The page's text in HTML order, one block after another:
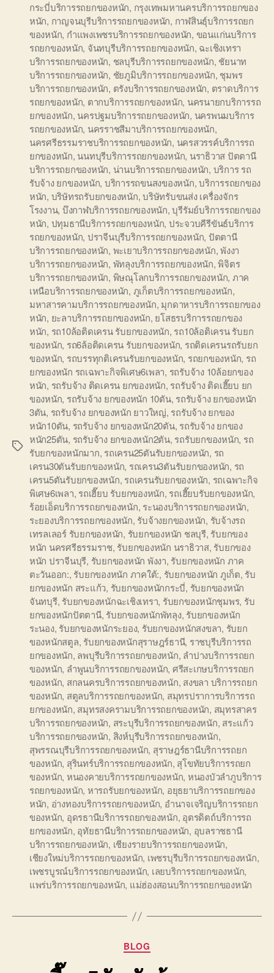
Tags
กระบี่บริการรถยกของหนัก, กรุงเทพมหานครบริการรถยกของ
หนัก, กาญจนบุรีบริการรถยกของหนัก, กาฬสินธุ์บริการรถยก
ของหนัก, กำแพงเพชรบริการรถยกของหนัก, ขอนแก่นบริการ
รถยกของหนัก, จันทบุรีบริการรถยกของหนัก, ฉะเชิงเทรา
บริการรถยกของหนัก, ชลบุรีบริการรถยกของหนัก, ชัยนาท
บริการรถยกของหนัก, ชัยภูมิบริการรถยกของหนัก, ชุมพร
บริการรถยกของหนัก, ตรังบริการรถยกของหนัก, ตราดบริการ
รถยกของหนัก, ตากบริการรถยกของหนัก, นครนายกบริการรถ
ยกของหนัก, นครปฐมบริการรถยกของหนัก, นครพนมบริการ
รถยกของหนัก, นครราชสีมาบริการรถยกของหนัก,
นครศรีธรรมราชบริการรถยกของหนัก, นครสวรรค์บริการรถ
ยกของหนัก, นนทบุรีบริการรถยกของหนัก, นราธิวาส ปัตตานี
บริการรถยกของหนัก, น่านบริการรถยกของหนัก, บริการ รถ
รับจ้าง ยกของหนัก, บริการรถขนสงของหนัก,บริการรถยกของ
หนัก, บริษัทรถรับยกของหนัก,บริษัทรับขนส่ง เครื่องจักร
โรงงาน, บึงกาฬบริการรถยกของหนัก,บุรีรัมย์บริการรถยกของ
หนัก, ปทุมธานีบริการรถยกของหนัก, ประจวบคีรีขันธ์บริการ
รถยกของหนัก, ปราจีนบุรีบริการรถยกของหนัก, ปัตตานี
บริการรถยกของหนัก, พะเยาบริการรถยกของหนัก,พังงา
บริการรถยกของหนัก, พัทลุงบริการรถยกของหนัก,พิจิตร
บริการรถยกของหนัก, พิษณุโลกบริการรถยกของหนัก, ภาค
เหนือบริการรถยกของหนัก, ภูเก็ตบริการรถยกของหนัก,
มหาสารคามบริการรถยกของหนัก, มุกดาหารบริการรถยกของ
หนัก, ยะลาบริการรถยกของหนัก, ยโสธรบริการรถยกของ
หนัก, รถ10ล้อติดเครน รับยกของหนัก, รถ10ล้อติเครน รับยก
ของหนัก, รถ6ล้อติดเครน รับยกของหนัก, รถติดเครนรถรับยก
ของหนัก, รถบรรทุกติเครนรับยกของหนัก, รถยกของหนัก, รถ
ยกของหนัก รถเฉพาะกิจพิเศษ6เพลา, รถรับจ้าง 10ล้อยกของ
หนัก, รถรับจ้าง ติดเครน ยกของหนัก, รถรับจ้าง ติดเฮี๊ยบ ยก
ของหนัก, รถรับจ้าง ยกของหนัก 10ตัน, รถรับจ้าง ยกของหนัก
3ตัน, รถรับจ้าง ยกของหนัก ยาวใหญ่, รถรับจ้าง ยกของ
หนัก10ตัน, รถรับจ้าง ยกของหนัก20ตัน, รถรับจ้าง ยกของ
หนัก25ตัน, รถรับจ้าง ยกของหนัก2ตัน, รถรับยกของหนัก, รถ
รับยกของหนักมาก, รถเครน25ตันรับยกของหนัก, รถ
เครน30ตันรับยกของหนัก, รถเครน3ตันรับยกของหนัก, รถ
เครน5ตันรับยกของหนัก, รถเครนรับยกของหนัก, รถเฉพาะกิจ
พิเศษ6เพลา, รถเฮี๊ยบ รับยกของหนัก, รถเฮี๊ยบรับยกของหนัก,
ร้อยเอ็ดบริการรถยกของหนัก, ระนองบริการรถยกของหนัก,
ระยองบริการรถยกของหนัก, รับจ้างยกของหนัก, รับจ้างรถ
เทรลเลอร์ รับยกของหนัก, รับยกของหนัก ชลบุรี, รับยกของ
หนัก นครศรีธรรมราช, รับยกของหนัก นราธิวาส, รับยกของ
หนัก ปราจีนบุรี, รับยกของหนัก พังงา, รับยกของหนัก ภาค
ตะวันออก:, รับยกของหนัก ภาคใต้:, รับยกของหนัก ภูเก็ต, รับ
ยกของหนัก สระแก้ว, รับยกของหนักกระบี่, รับยกของหนัก
จันทบุรี, รับยกของหนักฉะเชิงเทรา, รับยกของหนักชุมพร, รับ
ยกของหนักปัตตานี, รับยกของหนักพัทลุง, รับยกของหนัก
ระนอง, รับยกของหนักระยอง, รับยกของหนักสงขลา, รับยก
ของหนักสตูล, รับยกของหนักสุราษฎร์ธานี, ราชบุรีบริการรถ
ยกของหนัก, ลพบุรีบริการรถยกของหนัก, ลำปางบริการรถยก
ของหนัก, ลำพูนบริการรถยกของหนัก, ศรีสะเกษบริการรถยก
ของหนัก, สกลนครบริการรถยกของหนัก, สงขลา บริการรถยก
ของหนัก, สตูลบริการรถยกของหนัก, สมุทรปราการบริการรถ
ยกของหนัก, สมุทรสงครามบริการรถยกของหนัก, สมุทรสาคร
บริการรถยกของหนัก, สระบุรีบริการรถยกของหนัก, สระแก้ว
บริการรถยกของหนัก, สิงห์บุรีบริการรถยกของหนัก,
สุพรรณบุรีบริการรถยกของหนัก, สุราษฎร์ธานีบริการรถยก
ของหนัก, สุรินทร์บริการรถยกของหนัก, สุโขทัยบริการรถยก
ของหนัก, หนองคายบริการรถยกของหนัก, หนองบัวลำภูบริการ
รถยกของหนัก, หารถรับยกของหนัก, อยุธยาบริการรถยกของ
หนัก, อ่างทองบริการรถยกของหนัก, อำนาจเจริญบริการรถยก
ของหนัก, อุดรธานีบริการรถยกของหนัก, อุตรดิตถ์บริการรถ
ยกของหนัก, อุทัยธานีบริการรถยกของหนัก, อุบลราชธานี
บริการรถยกของหนัก, เชียงรายบริการรถยกของหนัก,
เชียงใหม่บริการรถยกของหนัก, เพชรบุรีบริการรถยกของหนัก,
เพชรบูรณ์บริการรถยกของหนัก, เลยบริการรถยกของหนัก,
แพร่บริการรถยกของหนัก, แม่ฮ่องสอนบริการรถยกของหนัก
Categories
BLOG